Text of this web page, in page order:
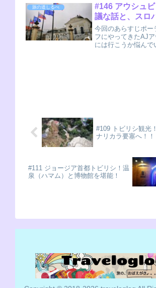
します。イランは長
網が発達していてい
いされがちですが...
旅の道しるべ
#146 アウシュ
議な話と、スロ
今回のあらすじポー
フにやってきたAJ
には行こうか悩んで
#109 トビリシ観光
ナリカラ要塞へ！！
#111 ジョージア首都トビリシ！温
泉（ハマム）と博物館を堪能！